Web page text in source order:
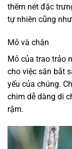
thêm nét đặc
tự nhiên cũng
Mỏ và chân
Mỏ của trao trảo
cho việc săn bắt
yếu của chúng.
chim dễ dàng di
rậm.